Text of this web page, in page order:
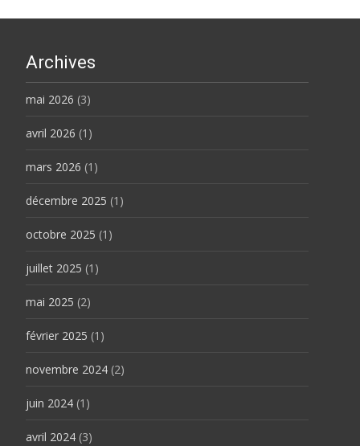
Archives
mai 2026 (3)
avril 2026 (1)
mars 2026 (1)
décembre 2025 (1)
octobre 2025 (1)
juillet 2025 (1)
mai 2025 (2)
février 2025 (1)
novembre 2024 (2)
juin 2024 (1)
avril 2024 (3)